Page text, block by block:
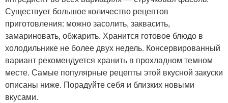
Существует большое количество рецептов
приготовления: можно засолить, заквасить,
замариновать, обжарить. Хранится готовое блюдо в
холодильнике не более двух недель. Консервированный
вариант рекомендуется хранить в прохладном темном
месте. Самые популярные рецепты этой вкусной закуски
описаны ниже. Порадуйте себя и близких новыми
вкусами.